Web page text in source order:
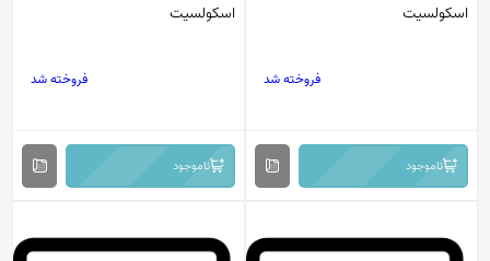
اسکولسیت
فروخته شد
ناموجود
اسکولسیت
فروخته شد
ناموجود